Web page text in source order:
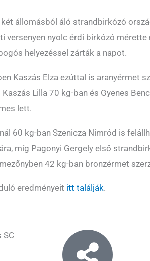
állomásból áló strandbirkózó
versenyen nyolc érdi birkózó mérette
helyezéssel zárták a napot.
Kaszás Elza ezúttal is aranyérmet
Lilla 70 kg-ban és Gyenes
lett.
60 kg-ban Szenicza Nimród is
míg Pagonyi Gergely első
42 kg-ban bronzérmet
eredményeit itt találják.
SC